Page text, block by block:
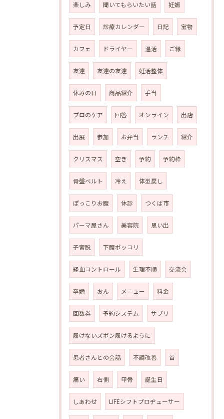
楽しみ 聞いてもらいたい話 妊娠
予定日 診療カレンダー 日記 宝物
カフェ ドライヤー 温活 ご縁
友達 友達の友達 妊活整体
休みの日 商品紹介 手当
プロのケア 回答 オンライン 出店
出展 参加 お弁当 ランチ 紹介
クリスマス 空き 予約 予約枠
骨盤ベルト 冷え 体型戻し
ぽっこりお腹 休診 つくば市
パーマ屋さん 美容院 思い出
子宮脱 下腹ポッコリ
経血コントロール 生理不順 交流会
卒婚 おん メニュー 料金
回数券 予約システム サプリ
履けないズボン履けるように
患者さんとの会話 不調改善 首
痛い 右側 甲骨 誕生日
しあわせ LIFEシフトプロヂューサー